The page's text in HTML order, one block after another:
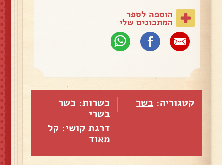
הוספה לספר
המתכונים שלי
קטגוריה: בשר
כשרות: כשר
בשרי
דרגת קושי: קל
מאוד